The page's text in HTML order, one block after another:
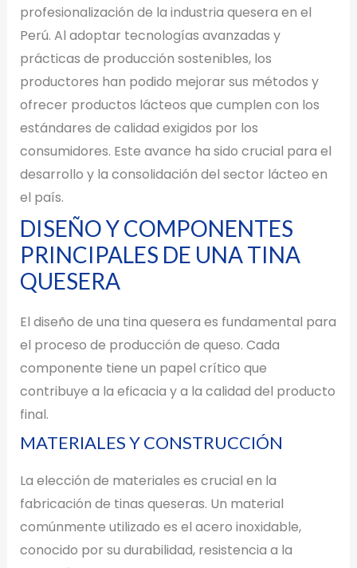
profesionalización de la industria quesera en el
Perú. Al adoptar tecnologías avanzadas y
prácticas de producción sostenibles, los
productores han podido mejorar sus métodos y
ofrecer productos lácteos que cumplen con los
estándares de calidad exigidos por los
consumidores. Este avance ha sido crucial para el
desarrollo y la consolidación del sector lácteo en
el país.
DISEÑO Y COMPONENTES
PRINCIPALES DE UNA TINA
QUESERA
El diseño de una tina quesera es fundamental para
el proceso de producción de queso. Cada
componente tiene un papel crítico que
contribuye a la eficacia y a la calidad del producto
final.
MATERIALES Y CONSTRUCCIÓN
La elección de materiales es crucial en la
fabricación de tinas queseras. Un material
comúnmente utilizado es el acero inoxidable,
conocido por su durabilidad, resistencia a la